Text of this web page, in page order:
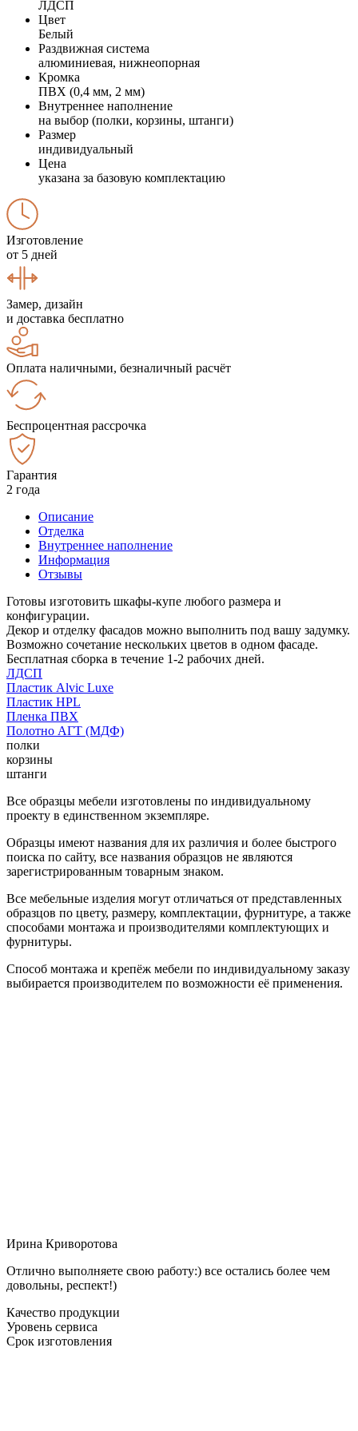
ЛДСП
Цвет
Белый
Раздвижная система
алюминиевая, нижнеопорная
Кромка
ПВХ (0,4 мм, 2 мм)
Внутреннее наполнение
на выбор (полки, корзины, штанги)
Размер
индивидуальный
Цена
указана за базовую комплектацию
Изготовление
от 5 дней
Замер, дизайн
и доставка бесплатно
Оплата наличными, безналичный расчёт
Беспроцентная рассрочка
Гарантия
2 года
Описание
Отделка
Внутреннее наполнение
Информация
Отзывы
Готовы изготовить шкафы-купе любого размера и
конфигурации.
Декор и отделку фасадов можно выполнить под вашу задумку.
Возможно сочетание нескольких цветов в одном фасаде.
Бесплатная сборка в течение 1-2 рабочих дней.
ЛДСП
Пластик Alvic Luxe
Пластик HPL
Пленка ПВХ
Полотно АГТ (МДФ)
полки
корзины
штанги
Все образцы мебели изготовлены по индивидуальному
проекту в единственном экземпляре.
Образцы имеют названия для их различия и более быстрого
поиска по сайту, все названия образцов не являются
зарегистрированным товарным знаком.
Все мебельные изделия могут отличаться от представленных
образцов по цвету, размеру, комплектации, фурнитуре, а также
способами монтажа и производителями комплектующих и
фурнитуры.
Способ монтажа и крепёж мебели по индивидуальному заказу
выбирается производителем по возможности её применения.
Ирина Криворотова
Отлично выполняете свою работу:) все остались более чем
довольны, респект!)
Качество продукции
Уровень сервиса
Срок изготовления